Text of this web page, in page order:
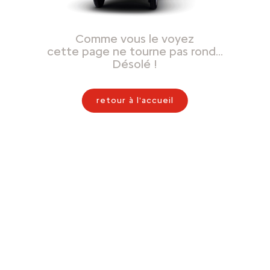
Comme vous le voyez
cette page ne tourne pas rond…
Désolé !
retour à l'accueil